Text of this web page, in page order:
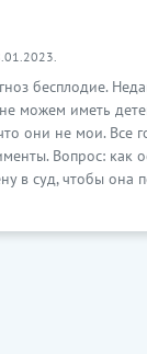
бесплодие.
можем иметь
они не мои. Все
Вопрос: как
в суд, чтобы она